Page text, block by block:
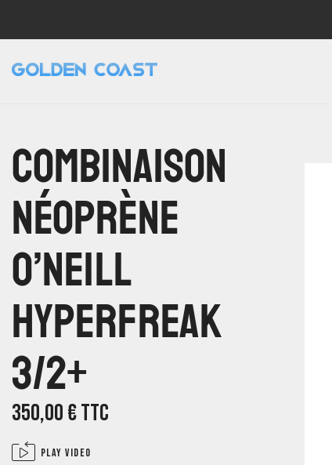
Combinaison
Néoprène
O’neill
Hyperfreak
3/2+
350,00€TTC
Play video